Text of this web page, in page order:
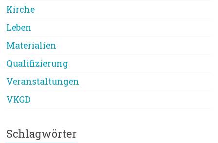
Kirche
Leben
Materialien
Qualifizierung
Veranstaltungen
VKGD
Schlagwörter